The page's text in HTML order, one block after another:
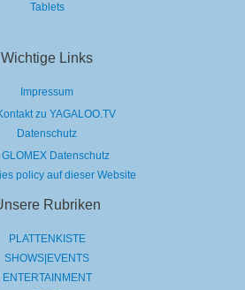
Tablets
Wichtige Links
Impressum
zu YAGALOO.TV
Datenschutz
GLOMEX Datenschutz
policy auf dieser Website
Rubriken
PLATTENKISTE
SHOWS|EVENTS
ENTERTAINMENT